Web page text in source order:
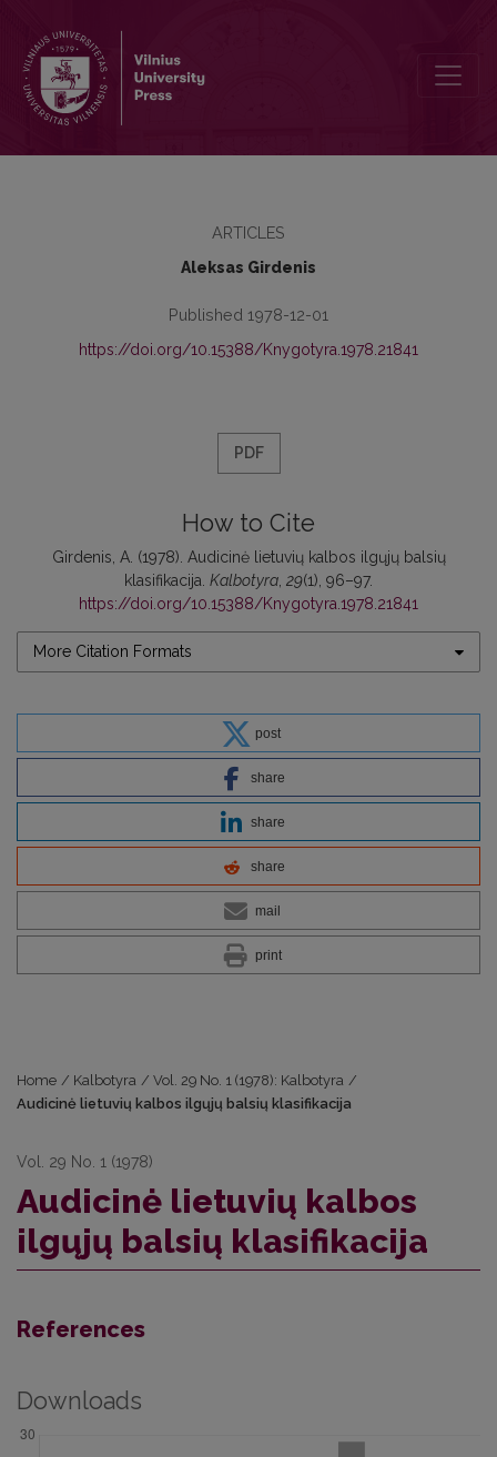
ARTICLES
Aleksas Girdenis
Published 1978-12-01
https://doi.org/10.15388/Knygotyra.1978.21841
PDF
How to Cite
Girdenis, A. (1978). Audicinė lietuvių kalbos ilgųjų balsių
klasifikacija. Kalbotyra 29(1), 96–97.
https://doi.org/10.15388/Knygotyra.1978.21841
More Citation Formats
post
share
share
share
mail
print
Home / Kalbotyra / Vol. 29 No. 1 (1978): Kalbotyra /
Audicinė lietuvių kalbos ilgųjų balsių klasifikacija
Vol. 29 No. 1 (1978)
Audicinė lietuvių kalbos
ilgųjų balsių klasifikacija
References
Downloads